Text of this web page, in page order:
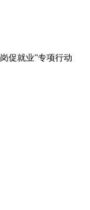
促就业”专项行动